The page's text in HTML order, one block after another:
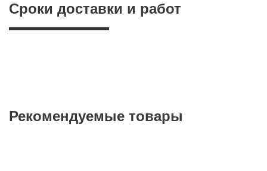
Сроки доставки и работ
Рекомендуемые товары